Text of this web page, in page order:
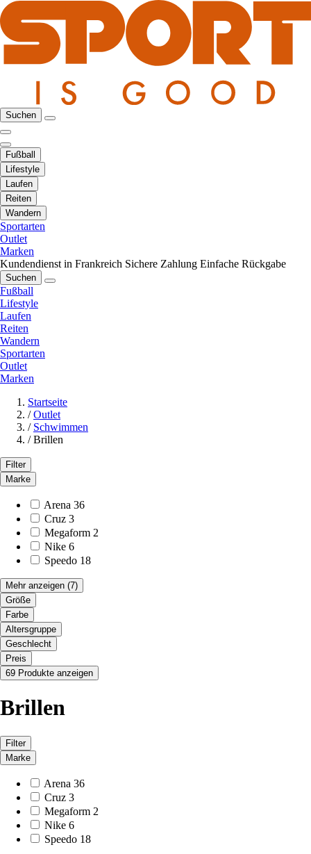
Suchen
Fußball
Lifestyle
Laufen
Reiten
Wandern
Sportarten
Outlet
Marken
Kundendienst in Frankreich Sichere Zahlung Einfache Rückgabe
Suchen
Fußball
Lifestyle
Laufen
Reiten
Wandern
Sportarten
Outlet
Marken
Startseite
/ Outlet
/ Schwimmen
/ Brillen
Filter
Marke
Arena 36
Cruz 3
Megaform 2
Nike 6
Speedo 18
Mehr anzeigen (7)
Größe
Farbe
Altersgruppe
Geschlecht
Preis
69 Produkte anzeigen
Brillen
Filter
Marke
Arena 36
Cruz 3
Megaform 2
Nike 6
Speedo 18